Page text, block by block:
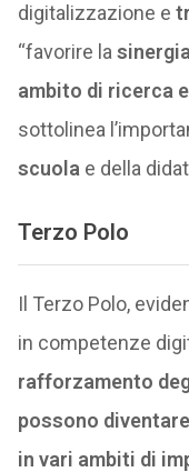
digitalizzazione e
“favorire la
ambito di ricerca
sottolinea
scuola e della
Terzo Polo
Il Terzo Polo,
in competenze
rafforzamento
possono
in vari ambiti di